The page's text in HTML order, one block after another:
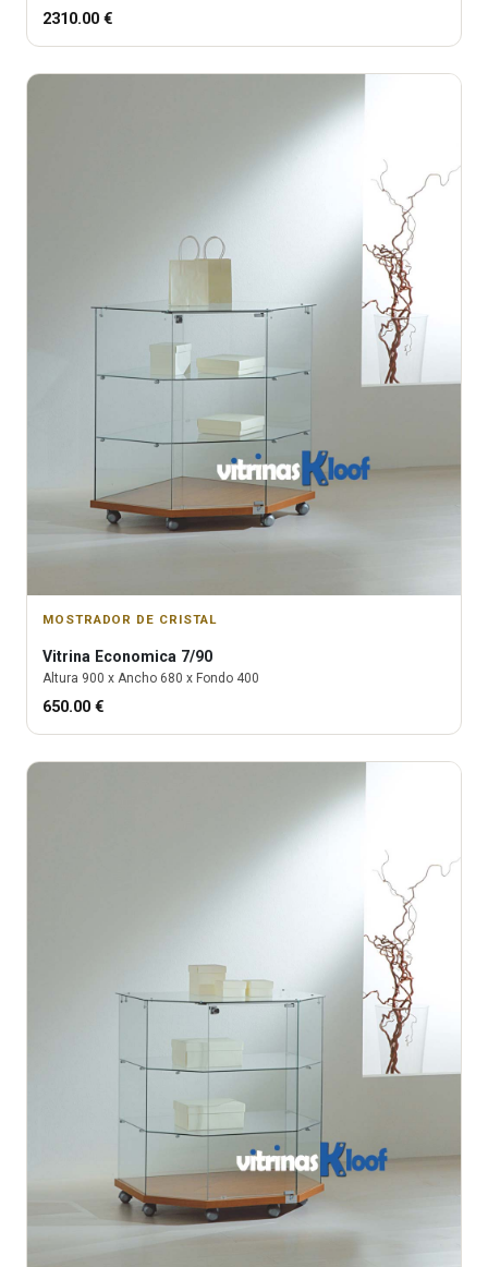
2310.00 €
MOSTRADOR DE CRISTAL
Vitrina Economica 7/90
Altura 900 x Ancho 680 x Fondo 400
650.00 €